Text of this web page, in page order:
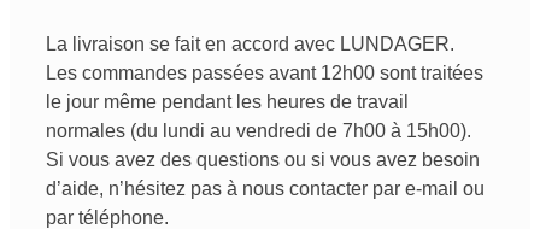
La livraison se fait en accord avec LUNDAGER.
Les commandes passées avant 12h00 sont traitées
le jour même pendant les heures de travail
normales (du lundi au vendredi de 7h00 à 15h00).
Si vous avez des questions ou si vous avez besoin
d’aide, n’hésitez pas à nous contacter par e-mail ou
par téléphone.